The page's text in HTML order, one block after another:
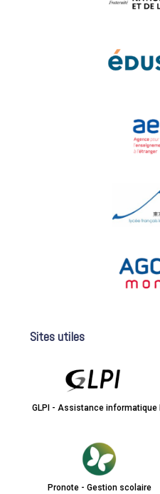
Sites utiles
GLPI - Assistance informatique
Pronote - Gestion scolaire